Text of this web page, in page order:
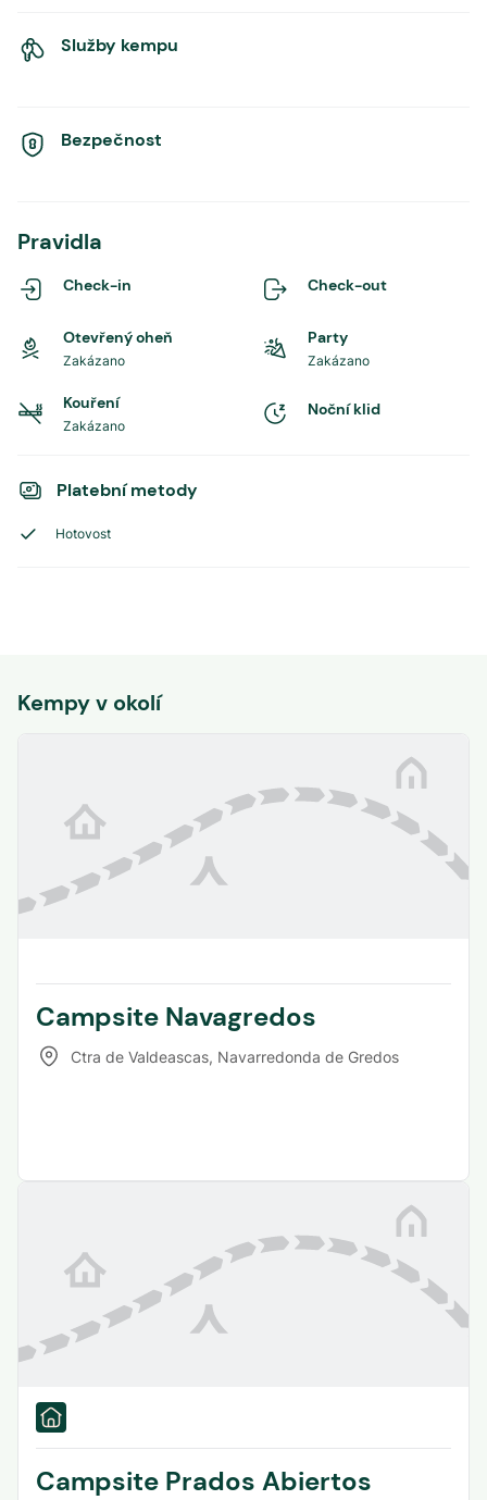
Služby kempu
Bezpečnost
Pravidla
Check-in Check-out
Otevřený oheň
Zakázano
Party
Zakázano
Kouření
Zakázano
Noční klid
Platební metody
Hotovost
Kempy v okolí
Campsite Navagredos
Ctra de Valdeascas, Navarredonda de Gredos
Campsite Prados Abiertos